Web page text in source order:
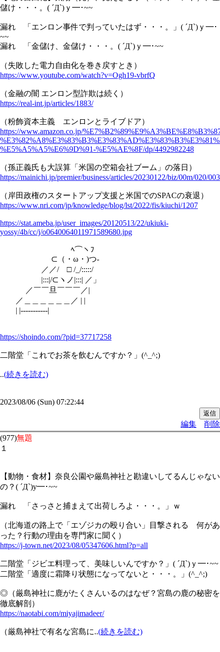
儲け・・・。( ´Д`)ｙ━･~~
漏れ 「エンロン事件で判っていたはず・・・。」( ´Д`)ｙ━･
~~
漏れ 「金儲け、金儲け・・・。( ´Д`)ｙ━･~~
（失敗した電力自由化を巻き戻すとき）
https://www.youtube.com/watch?v=Ogh19-vbrfQ
（金融の闇 エンロン型詐欺は続く）
https://real-int.jp/articles/1883/
（粉飾資本主義 エンロンとライブドア）
https://www.amazon.co.jp/
%E5%A5%A5%E6%9D%91-%E5%AE%8F/dp/4492982248
（孫正義氏も大誤算「米国の空箱会社ブーム」の落日）
https://mainichi.jp/premier/business/articles/20230122/biz/00m/020/
（岸田政権のスタートアップ支援と米国でのSPACの衰退）
https://www.nri.com/jp/knowledge/blog/lst/2022/fis/kiuchi/1207
https://stat.ameba.jp/user_images/20120513/22/ukiuki-
yossy/4b/cc/j/o0640064011971589680.jpg
ﾍ⌒ヽﾌ
⊂（・ω・)つ-
／／/ □ /_/:::::/
|:::|/⊂ヽノ|:::| ／」
／￣￣旦￣￣￣／|
／＿＿＿＿＿＿／ | |
| |-----------|
https://shoindo.com/?pid=37717258
二階堂「これでお茶を飲むんですか？」(^_^;)
..(続きを読む)
2023/08/06 (Sun) 07:22:44
編集
削除
(977)無題
１
【動物・食材】奈良公園や厳島神社と勘違いしてるんじゃない
の？( ´Д`)y━･~~
漏れ 「さっさと捕まえて出荷しろよ・・・。」ｗ
（北海道の路上で「エゾジカの殴り合い」目撃される 何があ
った？行動の理由を専門家に聞く）
https://j-town.net/2023/08/05347606.html?p=all
二階堂「ジビエ料理って、美味しいんですか？」( ´Д`)ｙ━･~~
二階堂「適度に霜降り状態になってないと・・・。」(^_^;)
◎（厳島神社に鹿がたくさんいるのはなぜ？宮島の鹿の秘密を
徹底解剖）
https://naotabi.com/miyajimadeer/
（厳島神社で有名な宮島に..(続きを読む)